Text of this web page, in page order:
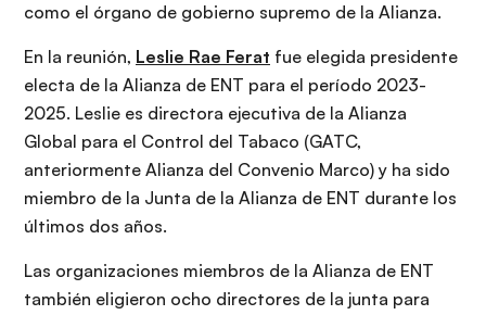
como el órgano de gobierno supremo de la Alianza.
En la reunión, Leslie Rae Ferat fue elegida presidente
electa de la Alianza de ENT para el período 2023-
2025. Leslie es directora ejecutiva de la Alianza
Global para el Control del Tabaco (GATC,
anteriormente Alianza del Convenio Marco) y ha sido
miembro de la Junta de la Alianza de ENT durante los
últimos dos años.
Las organizaciones miembros de la Alianza de ENT
también eligieron ocho directores de la junta para